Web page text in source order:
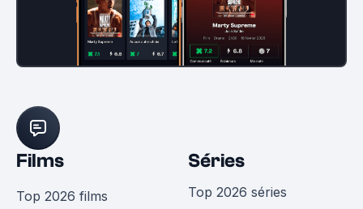
Films
Top 2026 films
Séries
Top 2026 séries